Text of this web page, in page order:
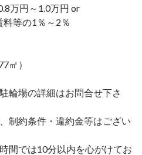
円～1.0万円 or
等の1％～2％
㎡）
輪場の詳細はお問合せ下さ
制約条件・違約金等はござい
間では10分以内を心がけてお